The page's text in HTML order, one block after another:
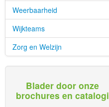
Weerbaarheid
Wijkteams
Zorg en Welzijn
Blader door onze
brochures en catalogi